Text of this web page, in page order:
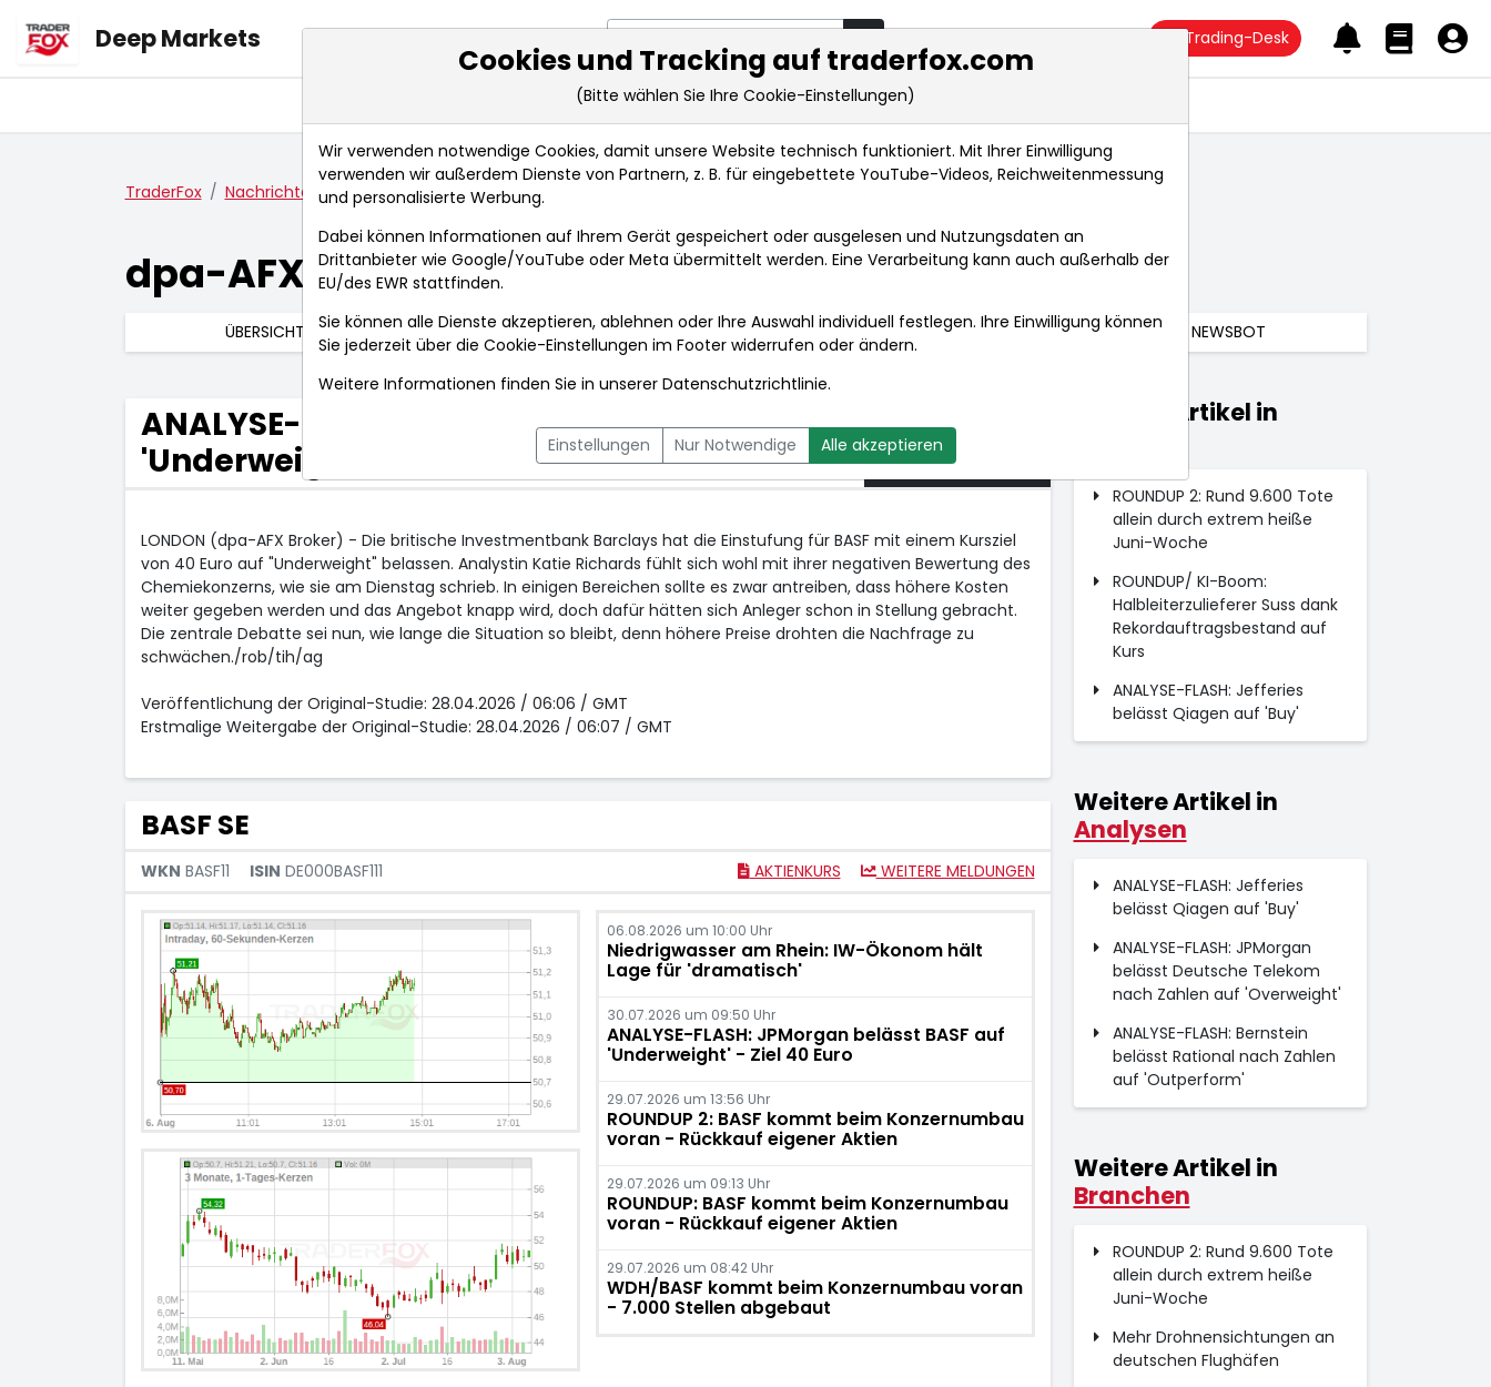
Deep Markets Trading-Desk
Markt-Analysen Market Tools Realtimekurse Nachrichten
TraderFox Nachrichten dpa-AFX Compact ANALYSE-FLASH: Barclays belässt BASF auf 'Underwe...
dpa-AFX Compact
ÜBERSICHT DPA-AFX PROFEED DPA-AFX COMPACT NEWSBOT
ANALYSE-FLASH: Barclays belässt BASF auf
'Underweight' - Ziel 40 Euro
28.04.2026
um 09:35 Uhr
LONDON (dpa-AFX Broker) - Die britische Investmentbank Barclays hat die Einstufung für BASF mit einem Kursziel
von 40 Euro auf "Underweight" belassen. Analystin Katie Richards fühlt sich wohl mit ihrer negativen Bewertung des
Chemiekonzerns, wie sie am Dienstag schrieb. In einigen Bereichen sollte es zwar antreiben, dass höhere Kosten
weiter gegeben werden und das Angebot knapp wird, doch dafür hätten sich Anleger schon in Stellung gebracht.
Die zentrale Debatte sei nun, wie lange die Situation so bleibt, denn höhere Preise drohten die Nachfrage zu
schwächen./rob/tih/ag
Veröffentlichung der Original-Studie: 28.04.2026 / 06:06 / GMT
Erstmalige Weitergabe der Original-Studie: 28.04.2026 / 06:07 / GMT
BASF SE
WKN BASF11 ISIN DE000BASF111 AKTIENKURS WEITERE MELDUNGEN
06.08.2026 um 10:00 Uhr
Niedrigwasser am Rhein: IW-Ökonom hält
Lage für 'dramatisch'
30.07.2026 um 09:50 Uhr
ANALYSE-FLASH: JPMorgan belässt BASF auf
'Underweight' - Ziel 40 Euro
29.07.2026 um 13:56 Uhr
ROUNDUP 2: BASF kommt beim Konzernumbau
voran - Rückkauf eigener Aktien
29.07.2026 um 09:13 Uhr
ROUNDUP: BASF kommt beim Konzernumbau
voran - Rückkauf eigener Aktien
29.07.2026 um 08:42 Uhr
WDH/BASF kommt beim Konzernumbau voran
- 7.000 Stellen abgebaut
Weitere Artikel in
ROUNDUP 2: Rund 9.600 Tote
allein durch extrem heiße
Juni-Woche
ROUNDUP/ KI-Boom:
Halbleiterzulieferer Suss dank
Rekordauftragsbestand auf
Kurs
ANALYSE-FLASH: Jefferies
belässt Qiagen auf 'Buy'
Weitere Artikel in
Analysen
ANALYSE-FLASH: Jefferies
belässt Qiagen auf 'Buy'
ANALYSE-FLASH: JPMorgan
belässt Deutsche Telekom
nach Zahlen auf 'Overweight'
ANALYSE-FLASH: Bernstein
belässt Rational nach Zahlen
auf 'Outperform'
Weitere Artikel in
Branchen
ROUNDUP 2: Rund 9.600 Tote
allein durch extrem heiße
Juni-Woche
Mehr Drohnensichtungen an
deutschen Flughäfen
Cookies und Tracking auf traderfox.com
(Bitte wählen Sie Ihre Cookie-Einstellungen)
Wir verwenden notwendige Cookies, damit unsere Website technisch funktioniert. Mit Ihrer Einwilligung
verwenden wir außerdem Dienste von Partnern, z. B. für eingebettete YouTube-Videos, Reichweitenmessung
und personalisierte Werbung.
Dabei können Informationen auf Ihrem Gerät gespeichert oder ausgelesen und Nutzungsdaten an
Drittanbieter wie Google/YouTube oder Meta übermittelt werden. Eine Verarbeitung kann auch außerhalb der
EU/des EWR stattfinden.
Sie können alle Dienste akzeptieren, ablehnen oder Ihre Auswahl individuell festlegen. Ihre Einwilligung können
Sie jederzeit über die Cookie-Einstellungen im Footer widerrufen oder ändern.
Weitere Informationen finden Sie in unserer Datenschutzrichtlinie.
Einstellungen Nur Notwendige Alle akzeptieren